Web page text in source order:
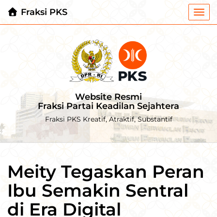
Fraksi PKS
Website Resmi
Fraksi Partai Keadilan Sejahtera
Fraksi PKS Kreatif, Atraktif, Substantif
Meity Tegaskan Peran
Ibu Semakin Sentral
di Era Digital